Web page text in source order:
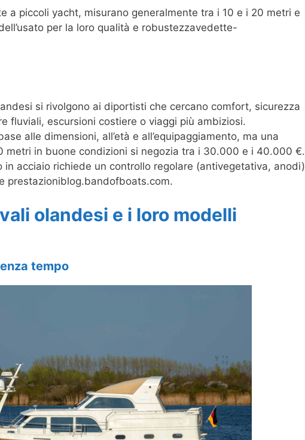
a piccoli yacht, misurano generalmente tra i 10 e i 20 metri e
per la loro qualità e robustezzavedette-
si rivolgono ai diportisti che cercano comfort, sicurezza
fluviali, escursioni costiere o viaggi più ambiziosi.
alle dimensioni, all’età e all’equipaggiamento, ma una
metri in buone condizioni si negozia tra i 30.000 e i 40.000 €.
in acciaio richiede un controllo regolare (antivegetativa, anodi)
prestazioniblog.bandofboats.com.
olandesi e i loro modelli
tempo